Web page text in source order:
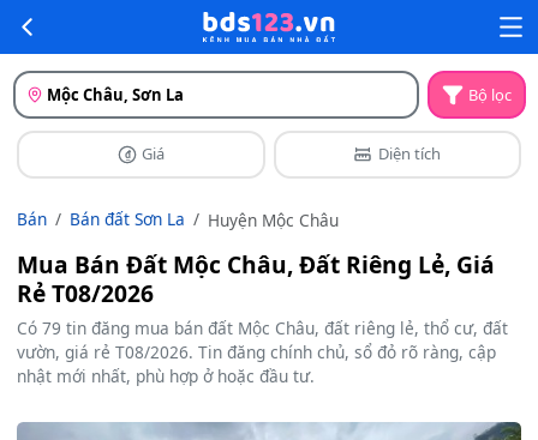
Mộc Châu, Sơn La Bộ lọc
Giá Diện tích
Bán Bán đất Sơn La Huyện Mộc Châu
Mua Bán Đất Mộc Châu, Đất Riêng Lẻ, Giá
Rẻ T08/2026
Có 79 tin đăng mua bán đất Mộc Châu, đất riêng lẻ, thổ cư, đất
vườn, giá rẻ T08/2026. Tin đăng chính chủ, sổ đỏ rõ ràng, cập
nhật mới nhất, phù hợp ở hoặc đầu tư.